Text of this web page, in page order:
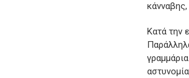
Κατά την